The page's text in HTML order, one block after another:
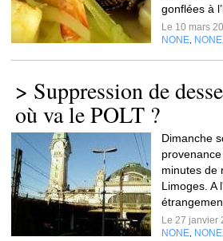
gonflées à
Le 10 mars
NONE NONE
> Suppression de
où va le POLT ?
Dimanche
minutes de
Limoges. A
Le 27 janvier
NONE NONE